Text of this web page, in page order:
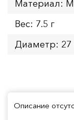
Материал:
Вес: 7.5 г
Диаметр:
Описание